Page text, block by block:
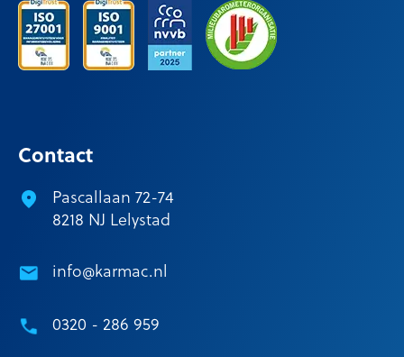
Contact
Pascallaan 72-74
8218 NJ Lelystad
info@karmac.nl
0320 - 286 959